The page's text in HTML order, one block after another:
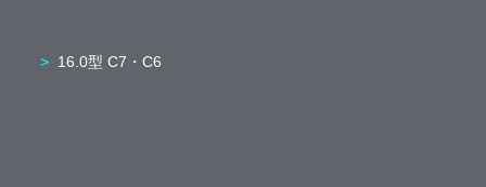
16.0型 C7・C6